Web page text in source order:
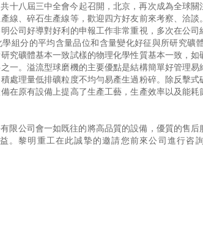
十八屆三中全會今起召開，北京，再次成為全球
線、碎石生產線等，歡迎四方好友前來考察、洽
公司好導對好利的申報工作非常重視，多次在公
組分的平均含量品位和含量變化好征與所研究礦
究礦體基本一致試樣的物理化學性質基本一致，
一。溢流型球磨機的主要優點是結構簡單好管理
處理量低排礦粒度不均勻易產生過粉碎。除反擊
在原有設備上提高了生產工藝，生產效率以及能
限公司會一如既往的將高品質的設備，優質的售
。黎明重工在此誠摯的邀請您前來公司進行咨